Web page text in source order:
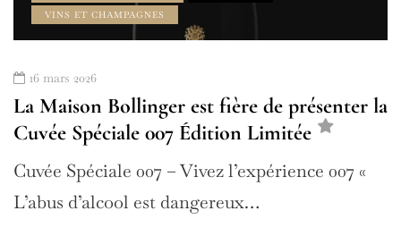
VINS ET CHAMPAGNES
16 mars 2026
La Maison Bollinger est fière de présenter la
Cuvée Spéciale 007 Édition Limitée
Cuvée Spéciale 007 – Vivez l’expérience 007 «
L’abus d’alcool est dangereux…